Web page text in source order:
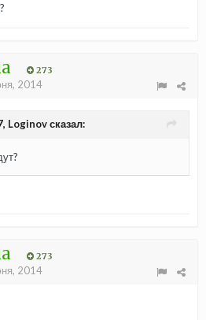
273
2014
Loginov сказал:
273
2014